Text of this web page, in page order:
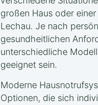
großen Haus oder
Lechau. Je nach
gesundheitlichen
unterschiedliche
geeignet sein.
Moderne
Optionen, die sich